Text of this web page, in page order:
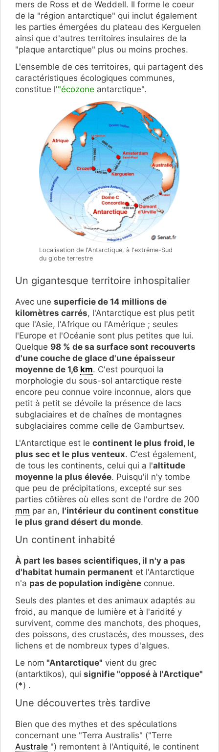
mers de Ross et de Weddell. Il forme le coeur
de la "région antarctique" qui inclut également
les parties émergées du plateau des Kerguelen
ainsi que d'autres territoires insulaires de la
"plaque antarctique" plus ou moins proches.
L'ensemble de ces territoires, qui partagent des
caractéristiques écologiques communes,
constitue l'"écozone antarctique".
Localisation de l'Antarctique, à l'extrême-Sud
du globe terrestre
Un gigantesque territoire inhospitalier
Avec une superficie de 14 millions de
kilomètres carrés, l'Antarctique est plus petit
que l'Asie, l'Afrique ou l'Amérique ; seules
l'Europe et l'Océanie sont plus petites que lui.
Quelque 98 % de sa surface sont recouverts
d'une couche de glace d'une épaisseur
moyenne de 1,6 km. C'est pourquoi la
morphologie du sous-sol antarctique reste
encore peu connue voire inconnue, alors que
petit à petit se dévoile la présence de lacs
subglaciaires et de chaînes de montagnes
subglaciaires comme celle de Gamburtsev.
L'Antarctique est le continent le plus froid, le
plus sec et le plus venteux. C'est également,
de tous les continents, celui qui a l'altitude
moyenne la plus élevée. Puisqu'il n'y tombe
que peu de précipitations, excepté sur ses
parties côtières où elles sont de l'ordre de 200
mm par an, l'intérieur du continent constitue
le plus grand désert du monde.
Un continent inhabité
À part les bases scientifiques, il n'y a pas
d'habitat humain permanent et l'Antarctique
n'a pas de population indigène connue.
Seuls des plantes et des animaux adaptés au
froid, au manque de lumière et à l'aridité y
survivent, comme des manchots, des phoques,
des poissons, des crustacés, des mousses, des
lichens et de nombreux types d'algues.
Le nom "Antarctique" vient du grec
(antarktikos), qui signifie "opposé à l'Arctique"
(*) .
Une découvertes très tardive
Bien que des mythes et des spéculations
concernant une "Terra Australis" ("Terre
Australe ") remontent à l'Antiquité, le continent